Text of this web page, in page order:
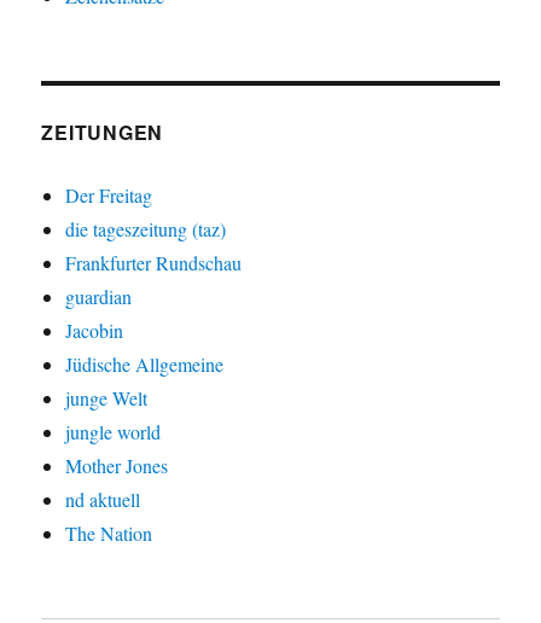
ZEITUNGEN
Der Freitag
die tageszeitung (taz)
Frankfurter Rundschau
guardian
Jacobin
Jüdische Allgemeine
junge Welt
jungle world
Mother Jones
nd aktuell
The Nation